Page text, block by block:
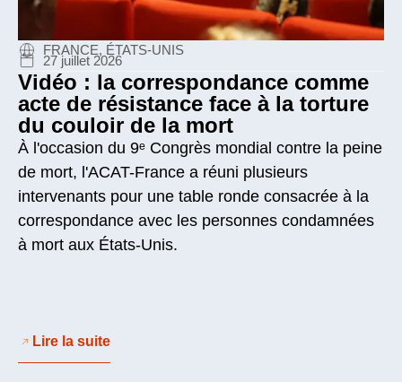
FRANCE, ÉTATS-UNIS
27 juillet 2026
Vidéo : la correspondance comme
acte de résistance face à la torture
du couloir de la mort
À l'occasion du 9ᵉ Congrès mondial contre la peine
de mort, l'ACAT-France a réuni plusieurs
intervenants pour une table ronde consacrée à la
correspondance avec les personnes condamnées
à mort aux États-Unis.
Lire la suite